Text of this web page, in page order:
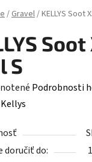
/Gravel/KELLYS Soot
S
Podrobnosti
Kellys
doručiť do: